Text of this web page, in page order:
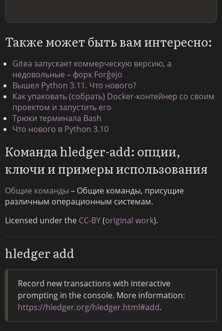
Также может быть вам интересно:
Gitea запускает коммерческую версию, а
недовольные – форк Forĝejo
Вышел Python 3.11. Что нового?
Как упаковать (собрать) Docker-контейнер со своим
проектом и запустить его
Трюки терминала Bash
Что нового в Python 3.10
Команда hledger-add: опции,
ключи и примеры использования
Общие команды – Общие команды, присущие
различным операционным системам.
Licensed under the CC-BY(original work).
hledger add
Record new transactions with interactive
prompting in the console. More information:
https://hledger.org/hledger.html#add.